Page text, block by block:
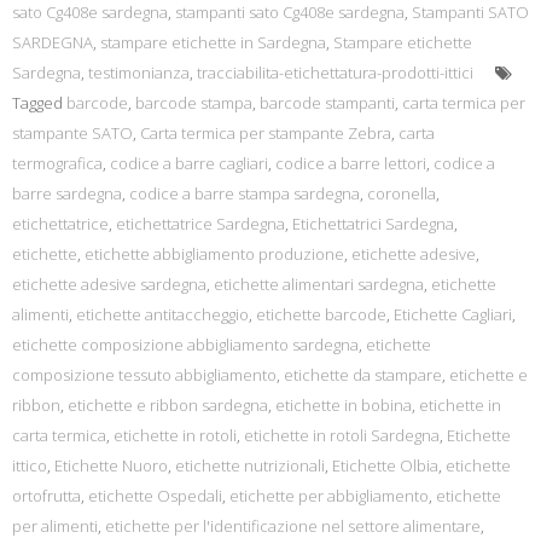
sato Cg408e sardegna, stampanti sato Cg408e sardegna, Stampanti SATO
SARDEGNA, stampare etichette in Sardegna, Stampare etichette
Sardegna, testimonianza, tracciabilita-etichettatura-prodotti-ittici
Tagged barcode, barcode stampa, barcode stampanti, carta termica per
stampante SATO, Carta termica per stampante Zebra, carta
termografica, codice a barre cagliari, codice a barre lettori, codice a
barre sardegna, codice a barre stampa sardegna, coronella,
etichettatrice, etichettatrice Sardegna, Etichettatrici Sardegna,
etichette, etichette abbigliamento produzione, etichette adesive,
etichette adesive sardegna, etichette alimentari sardegna, etichette
alimenti, etichette antitaccheggio, etichette barcode, Etichette Cagliari,
etichette composizione abbigliamento sardegna, etichette
composizione tessuto abbigliamento, etichette da stampare, etichette e
ribbon, etichette e ribbon sardegna, etichette in bobina, etichette in
carta termica, etichette in rotoli, etichette in rotoli Sardegna, Etichette
ittico, Etichette Nuoro, etichette nutrizionali, Etichette Olbia, etichette
ortofrutta, etichette Ospedali, etichette per abbigliamento, etichette
per alimenti, etichette per l'identificazione nel settore alimentare,